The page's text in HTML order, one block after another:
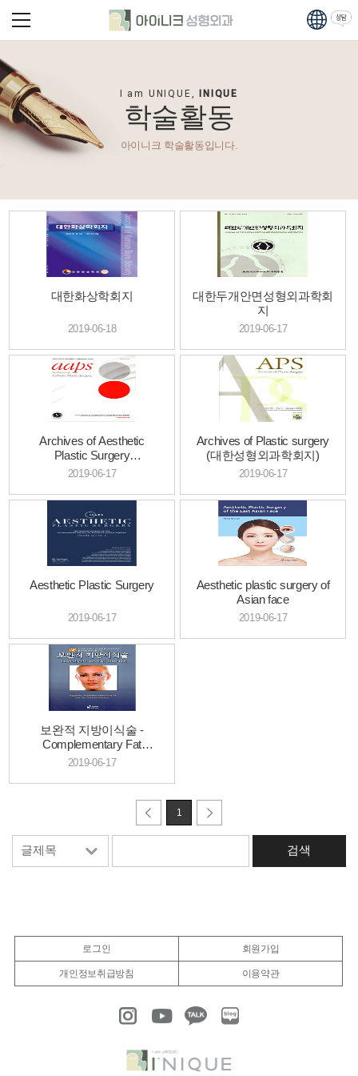
I am UNIQUE,INIQUE
학술활동
아이니크 학술활동입니다.
대한화상학회지
2019-06-18
대한두개안면성형외과학회
지
2019-06-17
Archives of Aesthetic
Plastic Surgery
(대한미용성형...
2019-06-17
Archives of Plastic surgery
(대한성형외과학회지)
2019-06-17
Aesthetic Plastic Surgery
2019-06-17
Aesthetic plastic surgery of
Asian face
2019-06-17
보완적 지방이식술 -
Complementary Fat
Grafting(2008)
2019-06-17
1
로그인 회원가입
개인정보취급방침 이용약관